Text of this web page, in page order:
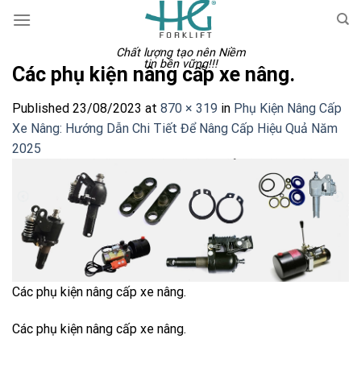
Chất lượng tạo nên Niềm
tin bền vững!!!
Các phụ kiện nâng cấp xe nâng.
Published 23/08/2023 at 870 × 319 in Phụ Kiện Nâng Cấp
Xe Nâng: Hướng Dẫn Chi Tiết Để Nâng Cấp Hiệu Quả Năm
2025
Các phụ kiện nâng cấp xe nâng.
Các phụ kiện nâng cấp xe nâng.